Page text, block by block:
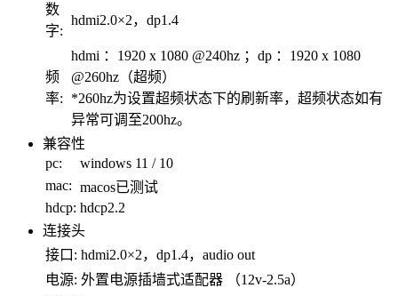
数
字:
hdmi2.0×2，dp1.4
频
率:
hdmi ：1920 x 1080 @240hz ；dp ：1920 x 1080
@260hz（超频）
*260hz为设置超频状态下的刷新率，超频状态如有
异常可调至200hz。
兼容性
pc:
windows 11 / 10
mac: macos已测试
hdcp: hdcp2.2
连接头
接口: hdmi2.0×2，dp1.4，audio out
电源: 外置电源插墙式适配器 （12v-2.5a）